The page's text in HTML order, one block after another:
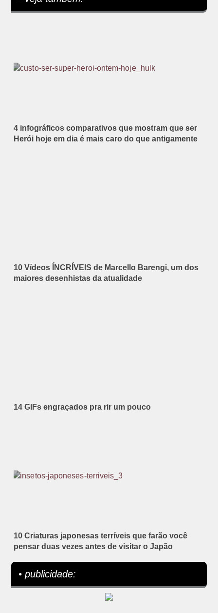
4 infográficos comparativos que mostram que ser
Herói hoje em dia é mais caro do que antigamente
10 Vídeos ÍNCRÍVEIS de Marcello Barengi, um dos
maiores desenhistas da atualidade
14 GIFs engraçados pra rir um pouco
10 Criaturas japonesas terríveis que farão você
pensar duas vezes antes de visitar o Japão
• publicidade: